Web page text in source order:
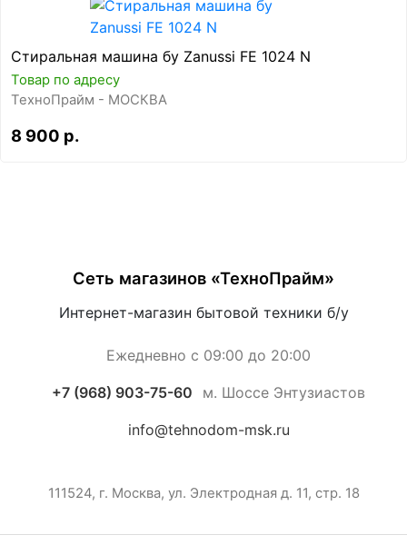
Стиральная машина бу Zanussi FE 1024 N
Товар по адресу
ТехноПрайм - МОСКВА
8 900 р.
Сеть магазинов «ТехноПрайм»
Интернет-магазин бытовой техники б/у
Ежедневно с 09:00 до 20:00
+7 (968) 903-75-60 м. Шоссе Энтузиастов
info@tehnodom-msk.ru
111524, г. Москва, ул. Электродная д. 11, стр. 18